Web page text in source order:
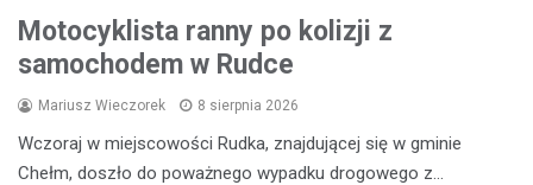
Motocyklista ranny po kolizji z
samochodem w Rudce
Mariusz Wieczorek 8 sierpnia 2026
Wczoraj w miejscowości Rudka, znajdującej się w gminie
Chełm, doszło do poważnego wypadku drogowego z…